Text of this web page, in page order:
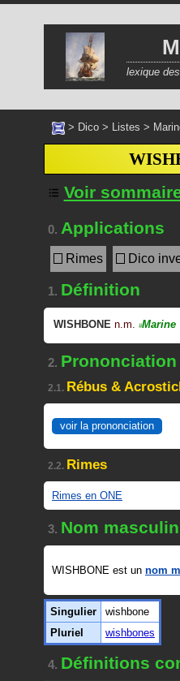
lexique
> Dico > Listes >
Voir
0. Applications
Rimes Dico
1. Définition
WISHBONE n.m. #Marine
2.
2.1. Rébus &
voir la prononciation
2.2. Rimes
Rimes en ONE
3. Nom
WISHBONE est un nom
Singulier
wishbone
Pluriel
wishbones
4. Définitions